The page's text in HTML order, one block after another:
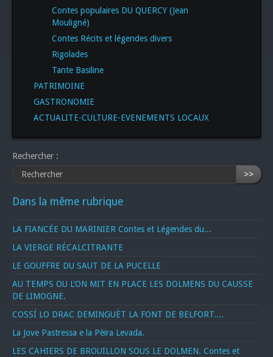
Contes populaires DU QUERCY (Jean
Mouligné)
Contes Récits et légendes divers
Rigolades
Tante Basiline
PATRIMOINE
GASTRONOMIE
ACTUALITE-CULTURE-EVENEMENTS LOCAUX
Rechercher :
>>
Dans la même rubrique
LA FIANCÉE DU MARINIER Contes et Légendes du...
LA VIERGE RÉCALCITRANTE
LE GOUFFRE DU SAUT DE LA PUCELLE
AU TEMPS OU L’ON MIT EN PLACE LES DOLMENS DU CAUSSE
DE LIMOGNE.
COSSÍ LO DRAC DEMINGUÈT LA FONT DE BELFORT....
La Jove Pastressa e la Pèira Levada.
LES CAHIERS DE BROUILLON SOUS LE DOLMEN. Contes et